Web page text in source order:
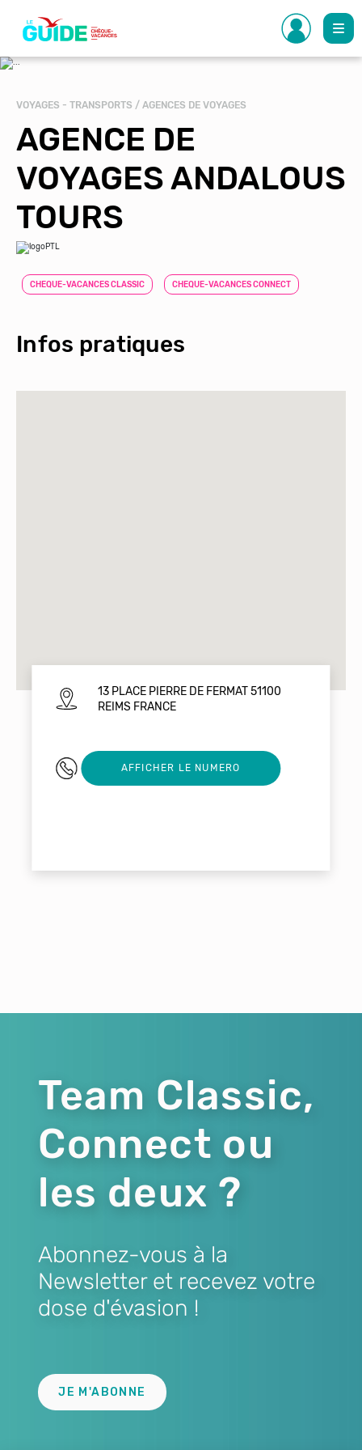
contenu
principal
VOYAGES - TRANSPORTS / AGENCES DE VOYAGES
AGENCE DE
VOYAGES ANDALOUS
TOURS
CHEQUE-VACANCES CLASSIC CHEQUE-VACANCES CONNECT
Infos pratiques
13 PLACE PIERRE DE FERMAT 51100
REIMS FRANCE
03 26 35 69 20
AFFICHER LE NUMERO
Team Classic,
Connect ou
les deux ?
Abonnez-vous à la
Newsletter et recevez votre
dose d'évasion !
JE M'ABONNE